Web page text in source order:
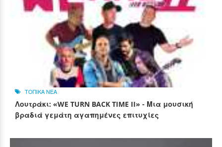
ΤΟΠΙΚΑ ΝΕΑ
Λουτράκι: «WE TURN BACK TIME II» - Μια μουσική
βραδιά γεμάτη αγαπημένες επιτυχίες